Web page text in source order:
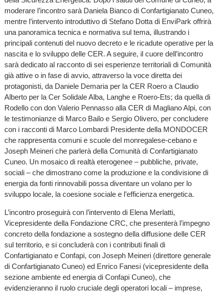
moderare l’incontro sarà Daniela Bianco di Confartigianato Cuneo,
mentre l’intervento introduttivo di Stefano Dotta di EnviPark offrirà
una panoramica tecnica e normativa sul tema, illustrando i
principali contenuti del nuovo decreto e le ricadute operative per la
nascita e lo sviluppo delle CER. A seguire, il cuore dell’incontro
sarà dedicato al racconto di sei esperienze territoriali di Comunità
già attive o in fase di avvio, attraverso la voce diretta dei
protagonisti, da Daniele Demaria per la CER Roero a Claudio
Alberto per la Cer Solidale Alba, Langhe e Roero-Ets; da quella di
Rodello con don Valerio Pennasso alla CER di Magliano Alpi, con
le testimonianze di Marco Bailo e Sergio Olivero, per concludere
con i racconti di Marco Lombardi Presidente della MONDOCER
che rappresenta comuni e scuole del monregalese-cebano e
Joseph Meineri che parlerà della Comunità di Confartigianato
Cuneo. Un mosaico di realtà eterogenee – pubbliche, private,
sociali – che dimostrano come la produzione e la condivisione di
energia da fonti rinnovabili possa diventare un volano per lo
sviluppo locale, la coesione sociale e l’efficienza energetica.
L’incontro proseguirà con l’intervento di Elena Merlatti,
Vicepresidente della Fondazione CRC, che presenterà l’impegno
concreto della fondazione a sostegno della diffusione delle CER
sul territorio, e si concluderà con i contributi finali di
Confartigianato e Confapi, con Joseph Meineri (direttore generale
di Confartigianato Cuneo) ed Enrico Fanesi (vicepresidente della
sezione ambiente ed energia di Confapi Cuneo), che
evidenzieranno il ruolo cruciale degli operatori locali – imprese,